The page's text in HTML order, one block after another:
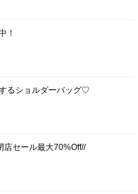
！
るショルダーバッグ♡
店セール最大70%Off//